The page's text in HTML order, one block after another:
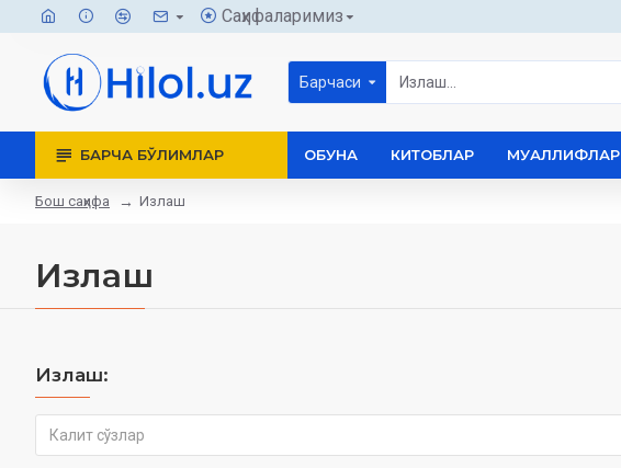
Саҳифаларимиз
Барчаси
БАРЧА БЎЛИМЛАР ОБУНА КИТОБЛАР МУАЛЛИФЛАР
Бош саҳифа Излаш
Излаш
Излаш: